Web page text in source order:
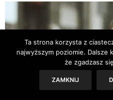
Ta strona korzysta z
najwyższym poziomie. Dalsze
że zgadzasz
ZAMKNIJ